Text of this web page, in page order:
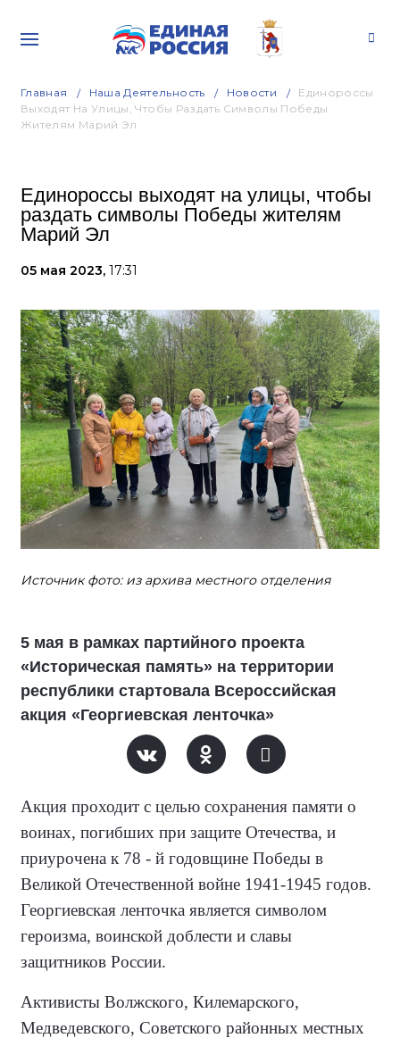
Главная Наша Деятельность Новости
Единороссы
Выходят На Улицы, Чтобы Раздать Символы Победы
Жителям Марий Эл
Единороссы выходят на улицы, чтобы
раздать символы Победы жителям
Марий Эл
05 мая 2023, 17:31
Источник фото: из архива местного отделения
5 мая в рамках партийного проекта
«Историческая память» на территории
республики стартовала Всероссийская
акция «Георгиевская ленточка»
Акция проходит с целью сохранения памяти о
воинах, погибших при защите Отечества, и
приурочена к 78 - й годовщине Победы в
Великой Отечественной войне 1941-1945 годов.
Георгиевская ленточка является символом
героизма, воинской доблести и славы
защитников России.
Активисты Волжского, Килемарского,
Медведевского, Советского районных местных